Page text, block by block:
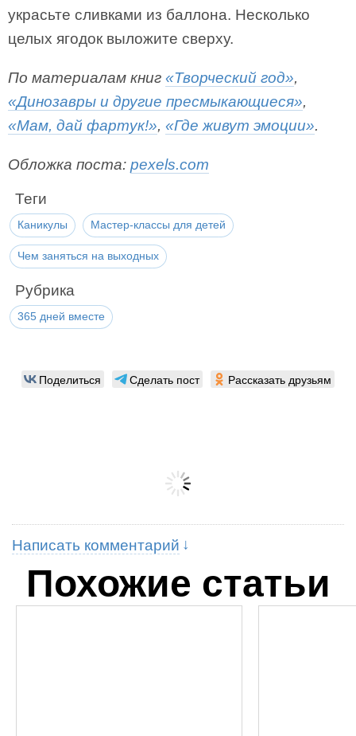
украсьте сливками из баллона. Несколько
целых ягодок выложите сверху.
По материалам книг «Творческий год»,
«Динозавры и другие пресмыкающиеся»,
«Мам, дай фартук!», «Где живут эмоции».
Обложка поста: pexels.com
Теги
Каникулы Мастер-классы для детей
Чем заняться на выходных
Рубрика
365 дней вместе
Поделиться Сделать пост Рассказать друзьям
Написать комментарий
Похожие статьи